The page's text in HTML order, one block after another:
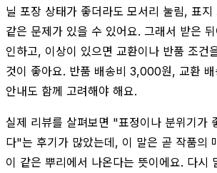
닐 포장 상태가 좋더라도 모서리 눌림, 표지
같은 문제가 있을 수 있어요. 그래서 받은
인하고, 이상이 있으면 교환이나 반품 조건
것이 좋아요. 반품 배송비 3,000원, 교환
안내도 함께 고려해야 해요.
실제 리뷰를 살펴보면 "표정이나 분위기가
다"는 후기가 많았는데, 이 말은 곧 작품의
이 같은 뿌리에서 나온다는 뜻이에요. 다시